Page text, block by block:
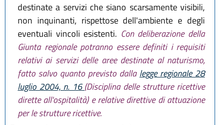
destinate a servizi che siano scarsamente visibili,
non inquinanti, rispettose dell'ambiente e degli
eventuali vincoli esistenti. Con deliberazione della
Giunta regionale potranno essere definiti i requisiti
relativi ai servizi delle aree destinate al naturismo,
fatto salvo quanto previsto dalla legge regionale 28
luglio 2004, n. 16(Disciplina delle strutture ricettive
dirette all'ospitalità) e relative direttive di attuazione
per le strutture ricettive.